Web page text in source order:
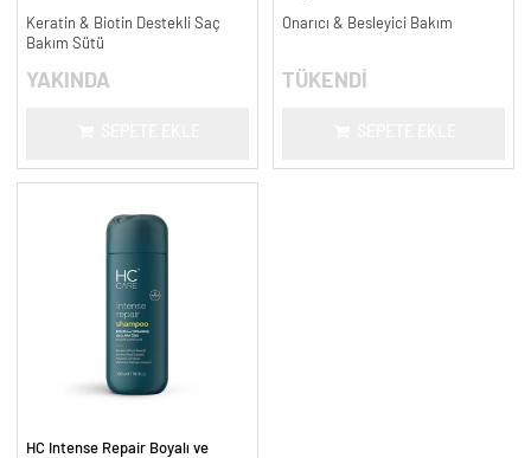
Keratin & Biotin Destekli Saç
Bakım Sütü
YAKINDA
Onarıcı & Besleyici Bakım
TÜKENDİ
HC Intense Repair Boyalı ve